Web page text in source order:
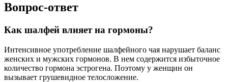
Вопрос-ответ
Как шалфей влияет на гормоны?
Интенсивное употребление шалфейного чая нарушает баланс
женских и мужских гормонов. В нем содержится избыточное
количество гормона эстрогена. Поэтому у женщин он
вызывает грушевидное телосложение.